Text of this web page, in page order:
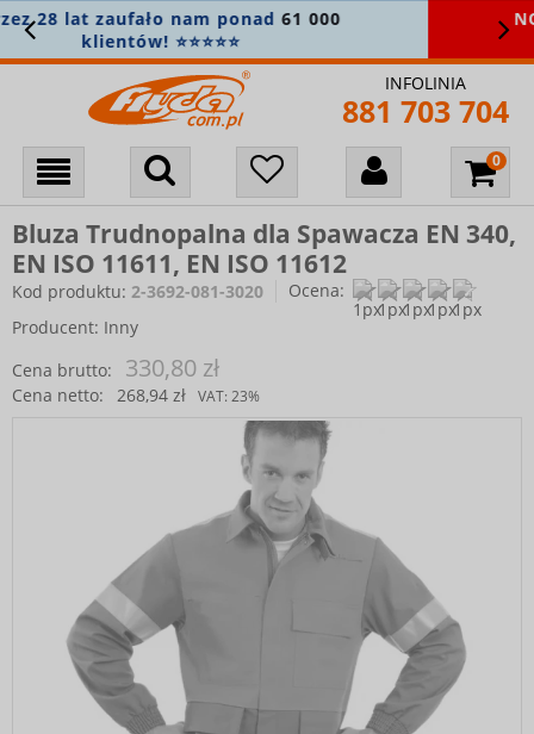
NOWOŚĆ! Sprawdź najnowszą
gastronomiczną
INFOLINIA
881 703 704
Bluza Trudnopalna dla Spawacza EN 340,
EN ISO 11611, EN ISO 11612
Kod produktu: 2-3692-081-3020
Ocena:
Producent: Inny
Cena brutto:
330,80 zł
Cena netto: 268,94 zł VAT: 23%